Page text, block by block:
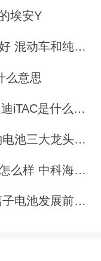
2025-11-04
埃安Y
2025-11-03
纯电动车哪个好
2025-11-03
么意思
2025-11-03
是什么意思
2025-11-03
三大龙头企业
2025-11-03
科海钠是骗局吗
2025-11-03
发展前景如何